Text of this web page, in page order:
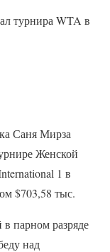
турнира WTA в
Саня Мирза
Женской
1 в
$703,58 тыс.
парном разряде
над